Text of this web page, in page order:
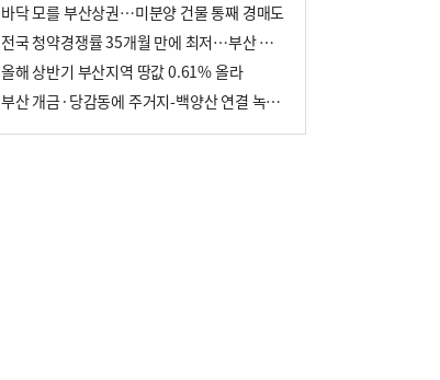
바닥 모를 부산상권…미분양 건물 통째 경매도
전국 청약경쟁률 35개월 만에 최저…부산 미분양 ‘적체’ 심화
올해 상반기 부산지역 땅값 0.61% 올라
부산 개금·당감동에 주거지-백양산 연결 녹지 조성